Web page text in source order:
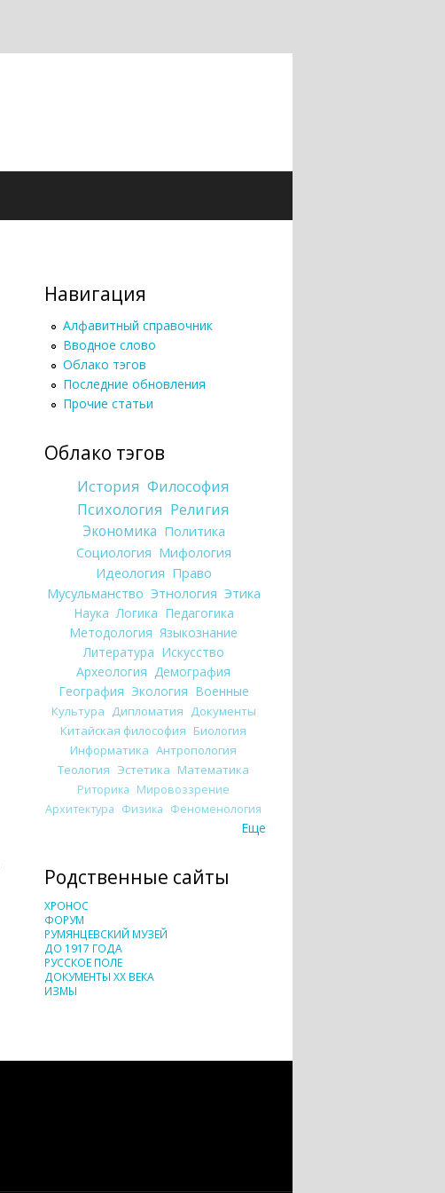
Навигация
Алфавитный справочник
Вводное слово
Облако тэгов
Последние обновления
Прочие статьи
Облако тэгов
История Философия
Психология Религия
Экономика Политика
Социология Мифология
Идеология Право
Мусульманство Этнология Этика
Наука Логика Педагогика
Методология Языкознание
Литература Искусство
Археология Демография
География Экология Военные
Культура Дипломатия Документы
Китайская философия Биология
Информатика Антропология
Теология Эстетика Математика
Риторика Мировоззрение
Архитектура Физика Феноменология
Еще
Родственные сайты
ХРОНОС
ФОРУМ
РУМЯНЦЕВСКИЙ МУЗЕЙ
ДО 1917 ГОДА
РУССКОЕ ПОЛЕ
ДОКУМЕНТЫ XX ВЕКА
ИЗМЫ